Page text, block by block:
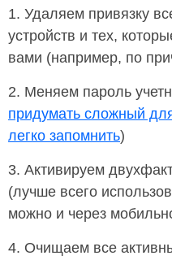
1. Удаляем привязку
устройств и тех,
вами (например, по
2. Меняем пароль
придумать сложный
легко запомнить)
3. Активируем
(лучше всего
можно и через
4. Очищаем все